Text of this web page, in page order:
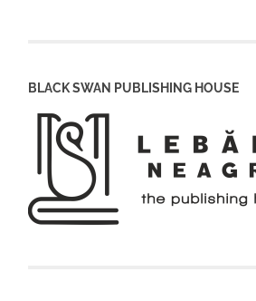
BLACK SWAN PUBLISHING HOUSE